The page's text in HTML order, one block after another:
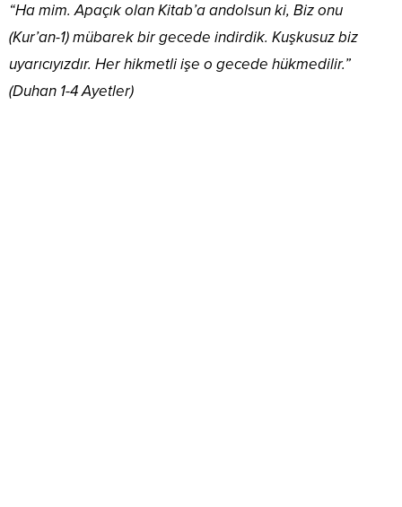
“Ha mim. Apaçık olan Kitab’a andolsun ki, Biz onu
(Kur’an-1) mübarek bir gecede indirdik. Kuşkusuz biz
uyarıcıyızdır. Her hikmetli işe o gecede hükmedilir.”
(Duhan 1-4 Ayetler)